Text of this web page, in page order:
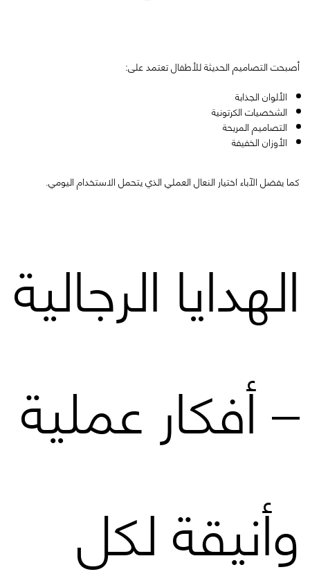
أصبحت التصاميم الحديثة للأطفال تعتمد على:
الألوان الجذابة
الشخصيات الكرتونية
التصاميم المريحة
الأوزان الخفيفة
كما يفضل الآباء اختيار النعال العملي الذي يتحمل الاستخدام اليومي.
الهدايا الرجالية
– أفكار عملية
وأنيقة لكل